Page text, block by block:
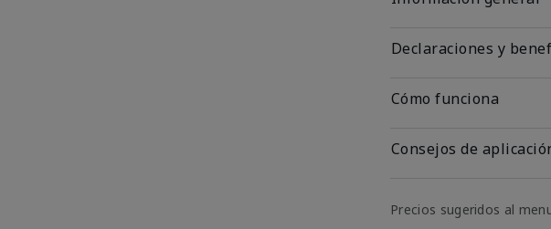
Declaraciones y
Cómo funciona
Consejos de
Precios sugeridos al